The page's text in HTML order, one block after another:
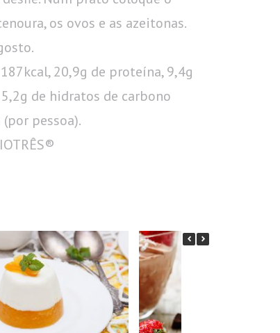
os ovos e as azeitonas.
20,9g de proteína, 9,4g
de hidratos de carbono
pessoa).